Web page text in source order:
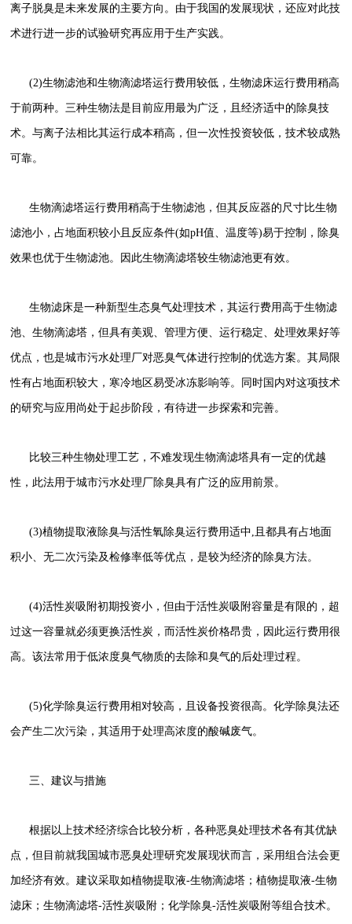
离子脱臭是未来发展的主要方向。由于我国的发展现状，还应对此技
术进行进一步的试验研究再应用于生产实践。
(2)生物滤池和生物滴滤塔运行费用较低，生物滤床运行费用稍高
于前两种。三种生物法是目前应用最为广泛，且经济适中的除臭技
术。与离子法相比其运行成本稍高，但一次性投资较低，技术较成熟
可靠。
生物滴滤塔运行费用稍高于生物滤池，但其反应器的尺寸比生物
滤池小，占地面积较小且反应条件(如pH值、温度等)易于控制，除臭
效果也优于生物滤池。因此生物滴滤塔较生物滤池更有效。
生物滤床是一种新型生态臭气处理技术，其运行费用高于生物滤
池、生物滴滤塔，但具有美观、管理方便、运行稳定、处理效果好等
优点，也是城市污水处理厂对恶臭气体进行控制的优选方案。其局限
性有占地面积较大，寒冷地区易受冰冻影响等。同时国内对这项技术
的研究与应用尚处于起步阶段，有待进一步探索和完善。
比较三种生物处理工艺，不难发现生物滴滤塔具有一定的优越
性，此法用于城市污水处理厂除臭具有广泛的应用前景。
(3)植物提取液除臭与活性氧除臭运行费用适中,且都具有占地面
积小、无二次污染及检修率低等优点，是较为经济的除臭方法。
(4)活性炭吸附初期投资小，但由于活性炭吸附容量是有限的，超
过这一容量就必须更换活性炭，而活性炭价格昂贵，因此运行费用很
高。该法常用于低浓度臭气物质的去除和臭气的后处理过程。
(5)化学除臭运行费用相对较高，且设备投资很高。化学除臭法还
会产生二次污染，其适用于处理高浓度的酸碱废气。
三、建议与措施
根据以上技术经济综合比较分析，各种恶臭处理技术各有其优缺
点，但目前就我国城市恶臭处理研究发展现状而言，采用组合法会更
加经济有效。建议采取如植物提取液-生物滴滤塔；植物提取液-生物
滤床；生物滴滤塔-活性炭吸附；化学除臭-活性炭吸附等组合技术。